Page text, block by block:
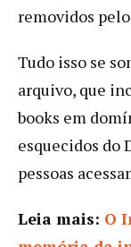
removidos
Tudo isso se
arquivo, que
books em
esquecidos do
pessoas
Leia mais: O